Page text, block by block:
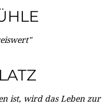
ist, wird das Leben zur